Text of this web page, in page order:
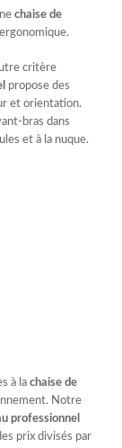
chaise de
critère
propose des
et orientation.
bras dans
et à la nuque.
à lachaise de
Notre
professionnel
prix divisés par